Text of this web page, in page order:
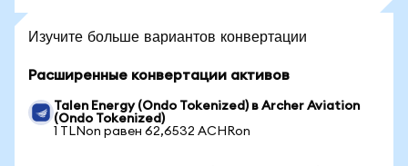
Изучите больше вариантов конвертации
Расширенные конвертации активов
Talen Energy (Ondo Tokenized) в Archer Aviation
(Ondo Tokenized)
1 TLNon равен 62,6532 ACHRon